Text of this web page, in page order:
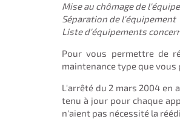
Mise au chômage de
Séparation de l'équipement
Liste d'équipements
Pour vous permettre de
maintenance type que vous
L'arrêté du 2 mars 2004 en
tenu à jour pour chaque
n'aient pas nécessité la